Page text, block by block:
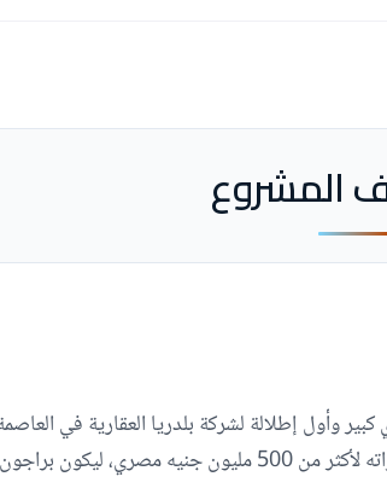
المشروع
وأول إطلالة لشركة بلدريا العقارية في
العالمية، باراجون مول قدمت له الشركة المالكة إمكانيات كثيرة ووصل حجم